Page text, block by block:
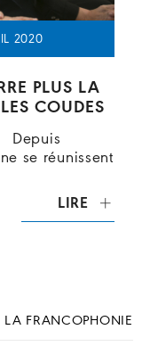
2020
PLUS LA
COUDES
Depuis
se réunissent
LIRE
LA FRANCOPHONIE